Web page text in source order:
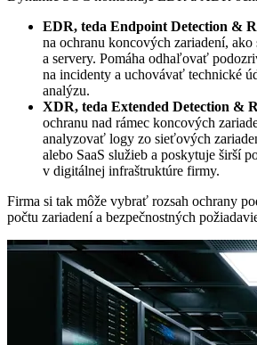
EDR, teda Endpoint Detection &
na ochranu koncových zariadení, ako
a servery. Pomáha odhaľovať
na incidenty a uchovávať technické
analýzu.
XDR, teda Extended Detection &
ochranu nad rámec koncových
analyzovať logy zo sieťových
alebo SaaS služieb a poskytuje širší
v digitálnej infraštruktúre firmy.
Firma si tak môže vybrať rozsah ochrany
počtu zariadení a bezpečnostných